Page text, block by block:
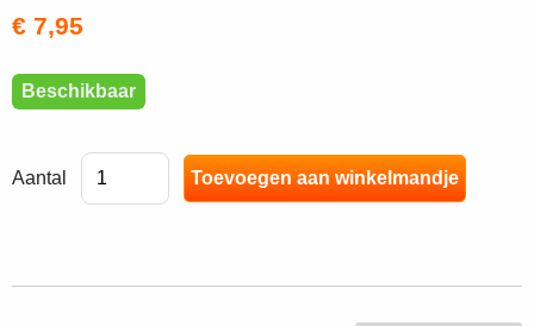
€ 7,95
Beschikbaar
Aantal